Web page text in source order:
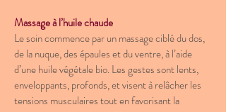
Massage à l’huile chaude
Le soin commence par un massage ciblé du dos,
de la nuque, des épaules et du ventre, à l’aide
d’une huile végétale bio. Les gestes sont lents,
enveloppants, profonds, et visent à relâcher les
tensions musculaires tout en favorisant la